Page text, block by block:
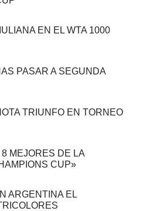
EN EL WTA 1000
PASAR A SEGUNDA
TRIUNFO EN TORNEO
MEJORES DE LA
CUP»
ARGENTINA EL